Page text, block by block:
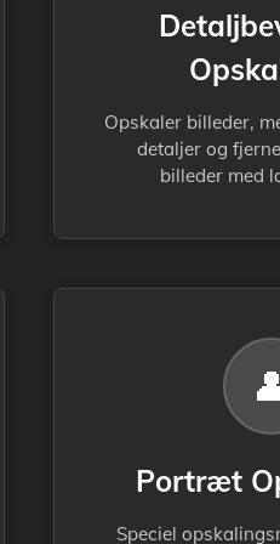
Opskaler billeder,
detaljer og
billeder med
Portræt
Speciel